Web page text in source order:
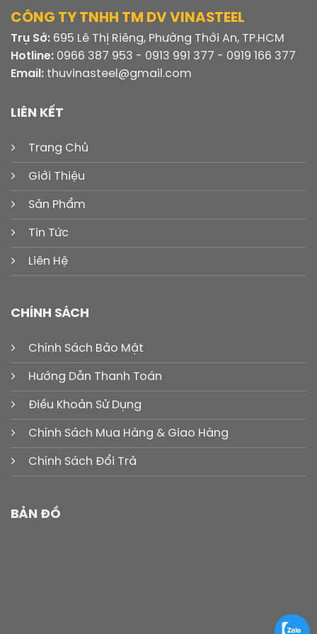
CÔNG TY TNHH TM DV VINASTEEL
Trụ Sở: 695 Lê Thị Riêng, Phường Thới An, TP.HCM
Hotline: 0966 387 953 - 0913 991 377 - 0919 166 377
Email: thuvinasteel@gmail.com
LIÊN KẾT
Trang Chủ
Giới Thiệu
Sản Phẩm
Tin Tức
Liên Hệ
CHÍNH SÁCH
Chính Sách Bảo Mật
Hướng Dẫn Thanh Toán
Điều Khoản Sử Dụng
Chính Sách Mua Hàng & Giao Hàng
Chính Sách Đổi Trả
BẢN ĐỒ